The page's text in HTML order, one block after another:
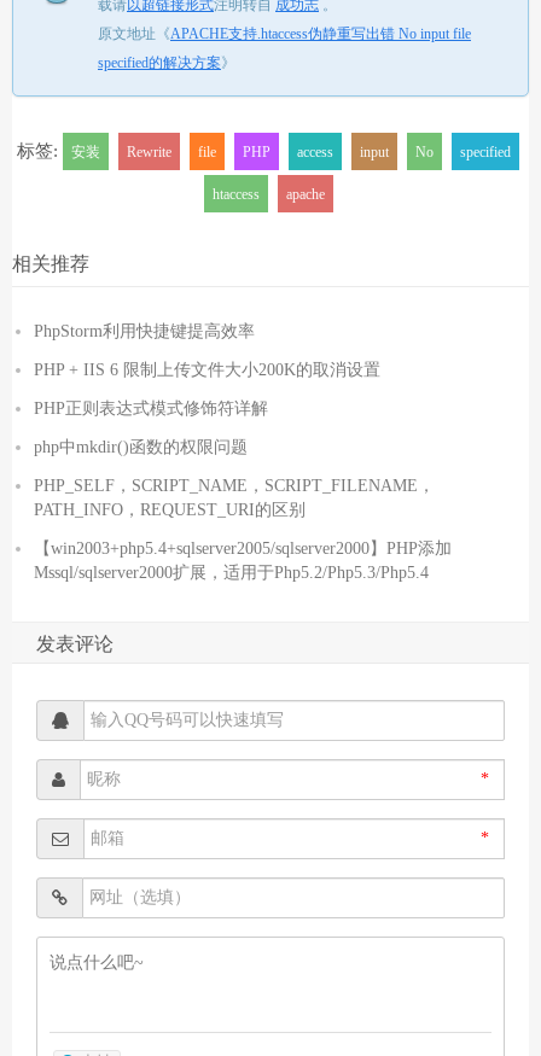
载请以超链接形式注明转自 成功志 。
原文地址《APACHE支持.htaccess伪静重写出错 No input file
specified的解决方案》
标签: 安装 Rewrite file PHP access input No specified
htaccess apache
相关推荐
PhpStorm利用快捷键提高效率
PHP + IIS 6 限制上传文件大小200K的取消设置
PHP正则表达式模式修饰符详解
php中mkdir()函数的权限问题
PHP_SELF，SCRIPT_NAME，SCRIPT_FILENAME，
PATH_INFO，REQUEST_URI的区别
【win2003+php5.4+sqlserver2005/sqlserver2000】PHP添加
Mssql/sqlserver2000扩展，适用于Php5.2/Php5.3/Php5.4
发表评论
*
*